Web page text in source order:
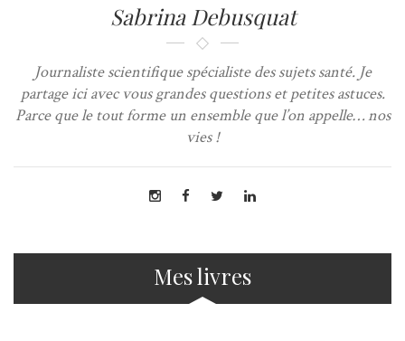
Sabrina Debusquat
Journaliste scientifique spécialiste des sujets santé. Je
partage ici avec vous grandes questions et petites astuces.
Parce que le tout forme un ensemble que l’on appelle… nos
vies !
Mes livres